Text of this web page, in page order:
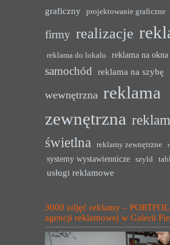
graficzny
projektowanie graficzne
firmy realizacje
reklama do lokalu reklama na okna
samochód reklama na szybę
wewnętrzna reklama
zewnętrzna
świetlna
reklamy zewnętrzne
systemy wystawiennicze szyld
usługi reklamowe
3000 zdjęć reklamy –
agencji reklamowej w Galerii